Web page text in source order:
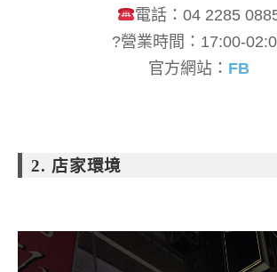
電話：04 2285
?營業時間：17:00-
官方網站： FB
2. 店家環境